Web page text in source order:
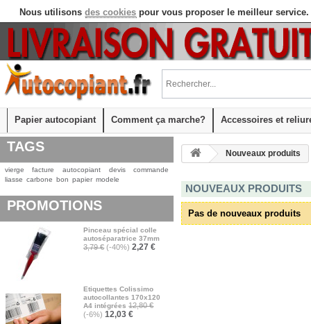
Nous utilisonsdes cookies pour vous proposer le meilleur service.
Papier autocopiant Comment ça marche? Accessoires et
TAGS
vierge facture autocopiant devis
commande
liasse carbone bon papier modele
PROMOTIONS
Pinceau spécial colle
autoséparatrice 37mm
3,79 € (-40%) 2,27 €
Etiquettes Colissimo
autocollantes 170x120
A4 intégrées 12,80 €
(-6%) 12,03 €
Nouveaux produits
NOUVEAUX PRODUITS
Pas de nouveaux produits